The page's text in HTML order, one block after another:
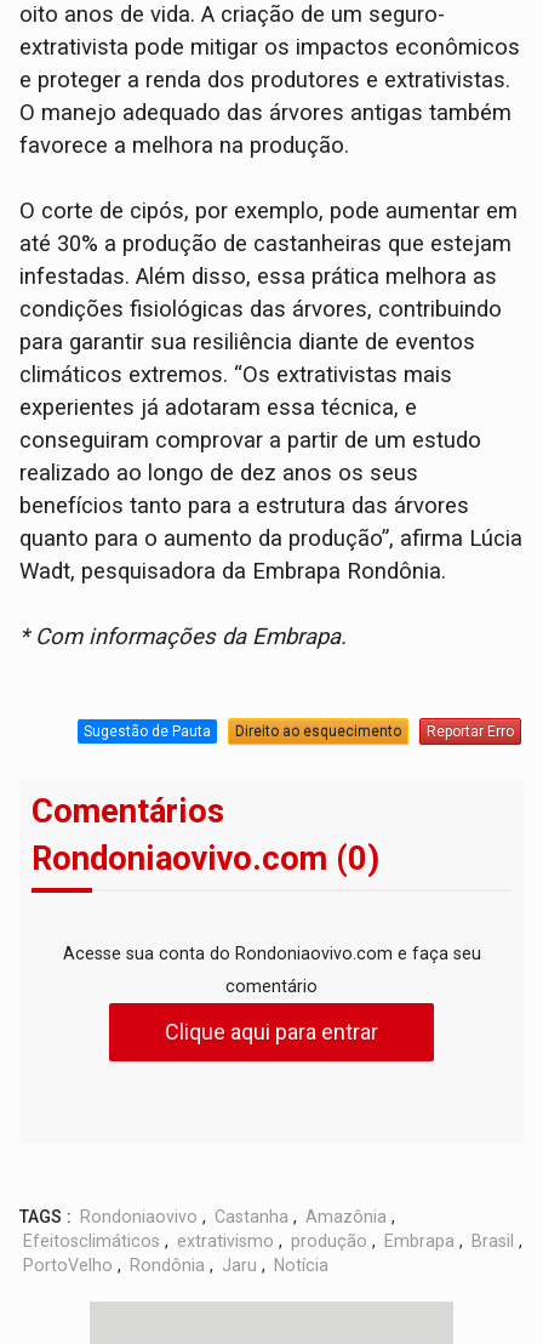
oito anos de vida. A criação de um seguro-
extrativista pode mitigar os impactos econômicos
e proteger a renda dos produtores e extrativistas.
O manejo adequado das árvores antigas também
favorece a melhora na produção.
O corte de cipós, por exemplo, pode aumentar em
até 30% a produção de castanheiras que estejam
infestadas. Além disso, essa prática melhora as
condições fisiológicas das árvores, contribuindo
para garantir sua resiliência diante de eventos
climáticos extremos. “Os extrativistas mais
experientes já adotaram essa técnica, e
conseguiram comprovar a partir de um estudo
realizado ao longo de dez anos os seus
benefícios tanto para a estrutura das árvores
quanto para o aumento da produção”, afirma Lúcia
Wadt, pesquisadora da Embrapa Rondônia.
* Com informações da Embrapa.
Sugestão de Pauta Direito ao esquecimento Reportar Erro
Comentários
Rondoniaovivo.com (0)
Acesse sua conta do Rondoniaovivo.com e faça seu
comentário
Clique aqui para entrar
TAGS : Rondoniaovivo , Castanha , Amazônia ,
Efeitosclimáticos , extrativismo , produção , Embrapa , Brasil ,
PortoVelho , Rondônia , Jaru , Notícia